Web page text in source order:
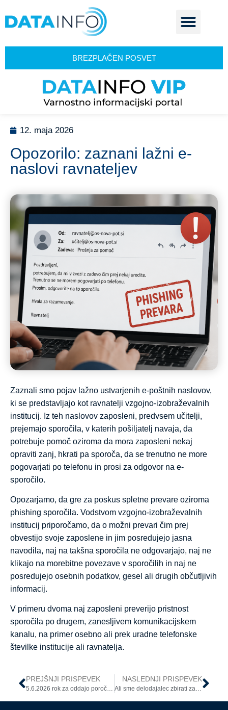
BREZPLAČEN POSVET
12. maja 2026
Opozorilo: zaznani lažni e-
naslovi ravnateljev
Zaznali smo pojav lažno ustvarjenih e-poštnih naslovov,
ki se predstavljajo kot ravnatelji vzgojno-izobraževalnih
institucij. Iz teh naslovov zaposleni, predvsem učitelji,
prejemajo sporočila, v katerih pošiljatelj navaja, da
potrebuje pomoč oziroma da mora zaposleni nekaj
opraviti zanj, hkrati pa sporoča, da se trenutno ne more
pogovarjati po telefonu in prosi za odgovor na e-
sporočilo.
Opozarjamo, da gre za poskus spletne prevare oziroma
phishing sporočila. Vodstvom vzgojno-izobraževalnih
institucij priporočamo, da o možni prevari čim prej
obvestijo svoje zaposlene in jim posredujejo jasna
navodila, naj na takšna sporočila ne odgovarjajo, naj ne
klikajo na morebitne povezave v sporočilih in naj ne
posredujejo osebnih podatkov, gesel ali drugih občutljivih
informacij.
V primeru dvoma naj zaposleni preverijo pristnost
sporočila po drugem, zanesljivem komunikacijskem
kanalu, na primer osebno ali prek uradne telefonske
številke institucije ali ravnatelja.
PREJŠNJI PRISPEVEK
5.6.2026 rok za oddajo poročila o izvajanju načrta integritete
NASLEDNJI PRISPEVEK
Ali sme delodajalec zbirati zasebne kontakte zaposlenih za primer izrednih razmer?